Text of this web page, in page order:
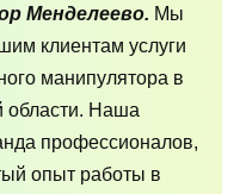
Менделеево. Мы
клиентам услуги
манипулятора в
области. Наша
профессионалов,
опыт работы в